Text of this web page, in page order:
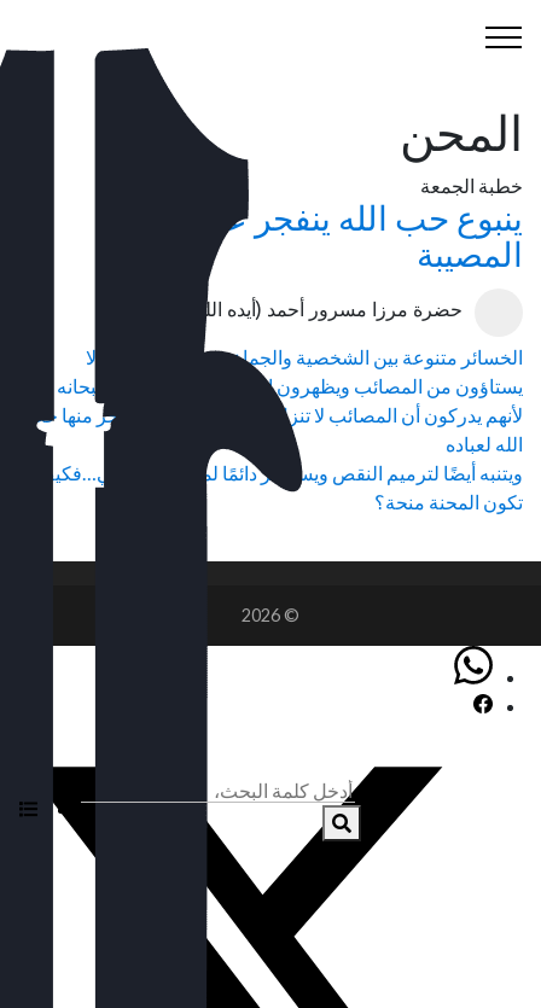
المحن
خطبة الجمعة
ينبوع حب الله ينفجر عند حلول
المصيبة
حضرة مرزا مسرور أحمد (أيده الله)
الخسائر متنوعة بين الشخصية والجماعية، لكن المؤمنين لا
يستاؤون من المصائب ويظهرون الصبر إرضاء لحبيبهم سبحانه
لأنهم يدركون أن المصائب لا تنزل بسبب الذنوب بل يتفجر منها حب
الله لعباده
ويتنبه أيضًا لترميم النقص ويستغفر دائمًا لمزيد من الرقي…فكيف
تكون المحنة منحة؟
© 2026